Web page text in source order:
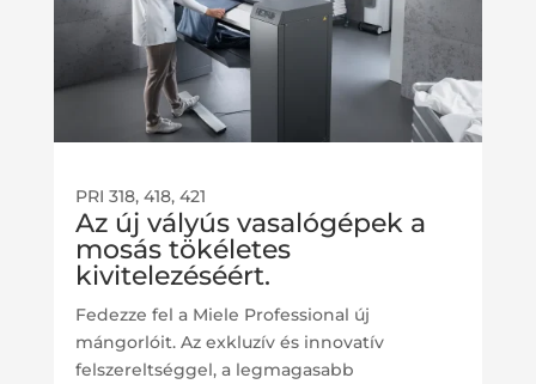
PRI 318, 418, 421
Az új vályús vasalógépek a
mosás tökéletes
kivitelezéséért.
Fedezze fel a Miele Professional új
mángorlóit. Az exkluzív és innovatív
felszereltséggel, a legmagasabb